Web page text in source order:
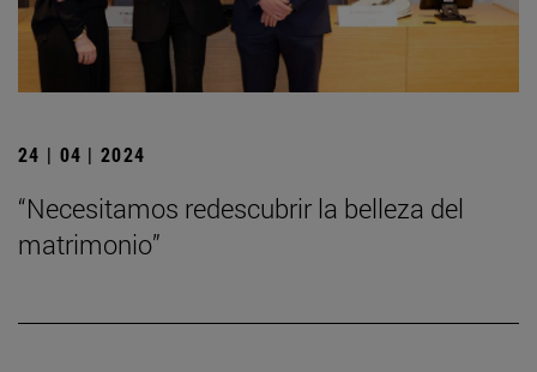
24 | 04 | 2024
“Necesitamos redescubrir la belleza del
matrimonio”